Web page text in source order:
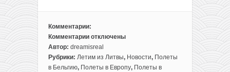
Комментарии:
Комментарии
к
записи
Франция,
отключены
Автор: dreamisreal
Рубрики: Летим из Литвы, Новости, Полеты
в Бельгию, Полеты в Европу, Полеты в